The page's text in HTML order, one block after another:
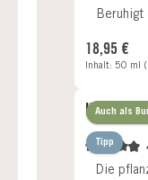
Beruhigt
Inhalt: 50 ml
18,95 €
Tipp
Auch als
Die